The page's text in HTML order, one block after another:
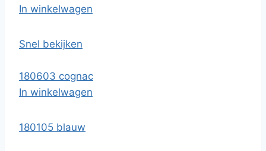
In winkelwagen
Snel bekijken
180603 cognac
In winkelwagen
180105 blauw